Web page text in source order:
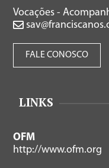
Vocações -
FALE CONOSCO
LINKS
OFM
http://www.ofm.org